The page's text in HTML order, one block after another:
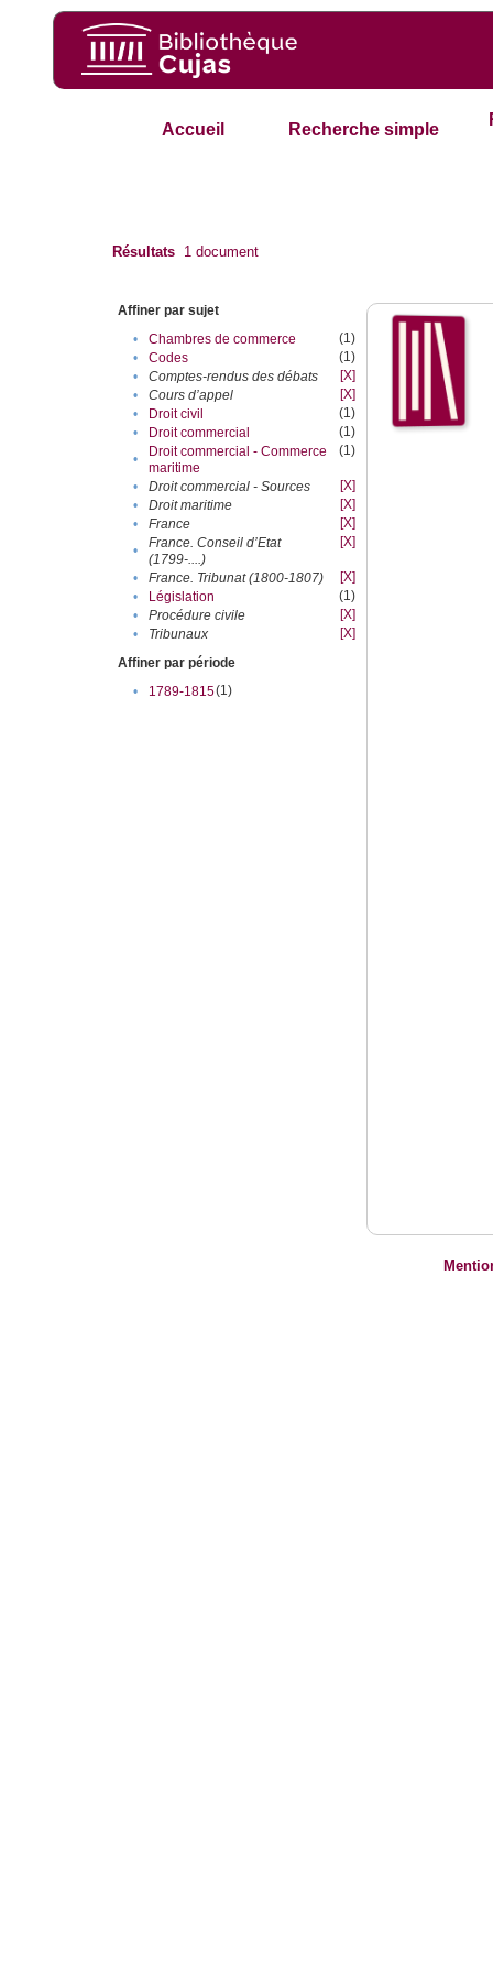
Accueil Recherche simple
Résultats 1 document
Affiner par sujet
•
Chambres de commerce
(1)
•
Codes
(1)
•
Comptes-rendus des débats
[X]
•
Cours d’appel
[X]
•
Droit civil
(1)
•
Droit commercial
(1)
•
Droit commercial - Commerce
maritime
(1)
• Droit commercial - Sources
[X]
•
Droit maritime
[X]
•
France
[X]
•
France. Conseil d’Etat
(1799-....)
[X]
• France. Tribunat (1800-1807)
[X]
•
Législation
(1)
•
Procédure civile
[X]
•
Tribunaux
[X]
Affiner par période
•
1789-1815(1)